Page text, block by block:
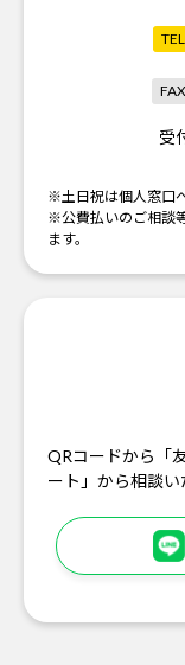
TEL
FAX
受
※土日祝は個人窓口
※公費払いのご相談
ます。
QRコードから「
ート」から相談い